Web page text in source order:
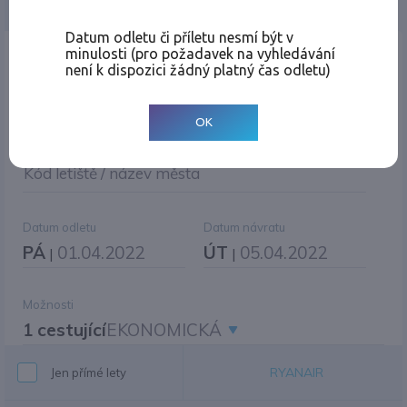
Místo odletu
Kód letiště / název města
Datum odletu
PÁ | 01.04.2022
Datum návratu
ÚT | 05.04.2022
Možnosti
1 cestujícíEKONOMICKÁ
Jen přímé lety RYANAIR
Datum odletu či příletu nesmí být v
minulosti (pro požadavek na vyhledávání
není k dispozici žádný platný čas odletu)
OK